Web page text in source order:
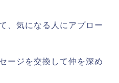
、気になる人にアプロー
ージを交換して仲を深め